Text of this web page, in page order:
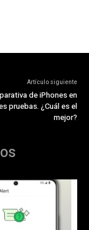
Artículo siguiente
de iPhones en
pruebas. ¿Cuál es el
mejor?